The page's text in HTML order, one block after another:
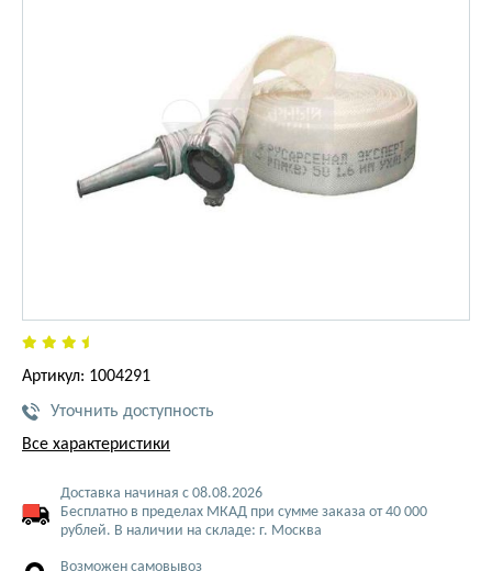
Артикул: 1004291
Уточнить доступность
Все характеристики
Доставка начиная с 08.08.2026
Бесплатно в пределах МКАД при сумме заказа от 40 000
рублей. В наличии на складе: г. Москва
Возможен самовывоз